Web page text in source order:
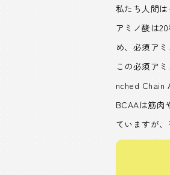
私たち人間
アミノ酸は
め、必須アミ
この必須ア
nched Chain
BCAAは筋肉
ていますが